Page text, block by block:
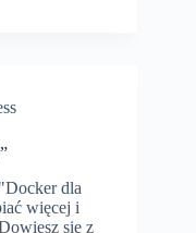
dla
więcej i
się z